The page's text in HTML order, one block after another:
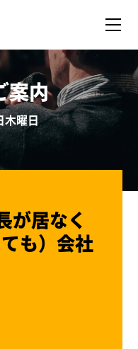
案内
木曜日
が居なく
も）会社